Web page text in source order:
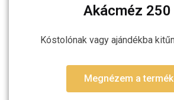
Akácméz 250
Kóstolónak vagy ajándékba
Megnézem a